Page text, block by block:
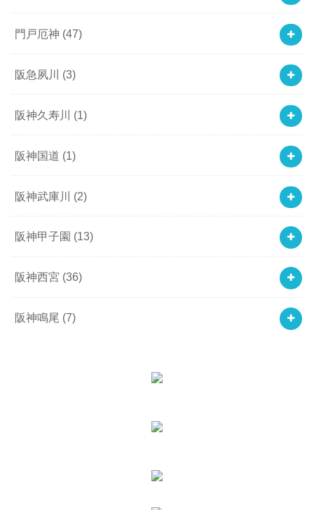
門戸厄神 (47)
阪急夙川 (3)
阪神久寿川 (1)
阪神国道 (1)
阪神武庫川 (2)
阪神甲子園 (13)
阪神西宮 (36)
阪神鳴尾 (7)